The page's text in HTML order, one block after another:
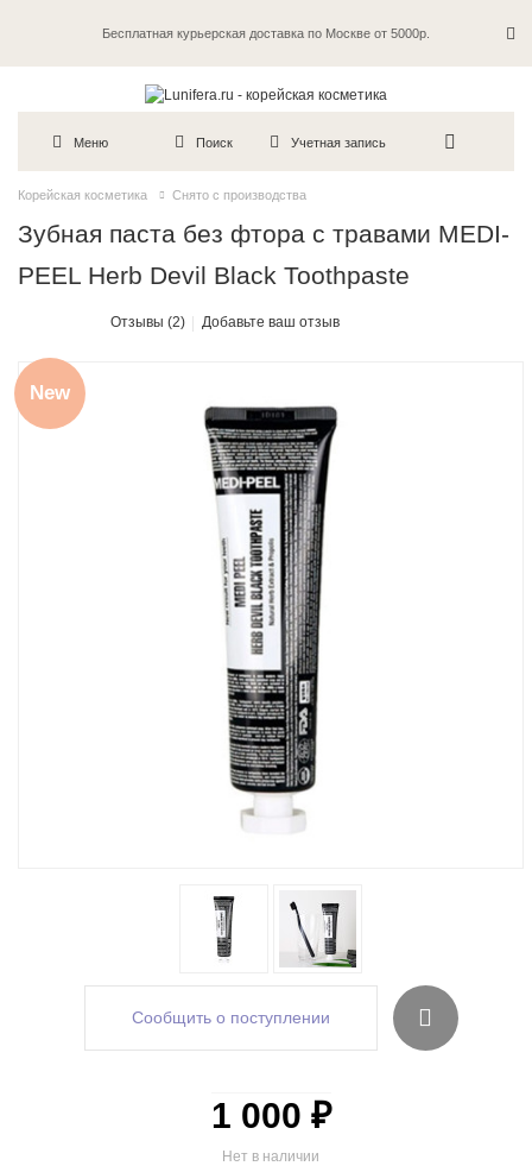
Бесплатная курьерская доставка по Москве от 5000р.
Пробники в каждый заказ
Меню Поиск Учетная запись
Корейская косметика Снято с производства
Зубная паста без фтора с травами MEDI-
PEEL Herb Devil Black Toothpaste
Отзывы (2) Добавьте ваш отзыв
New
Сообщить о поступлении
Нет в наличии
1 000 ₽